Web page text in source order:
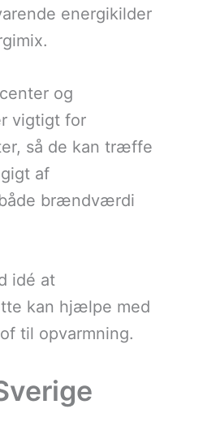
energikilder
og
vigtigt for
så de kan træffe
af
brændværdi
idé at
kan hjælpe med
til opvarmning.